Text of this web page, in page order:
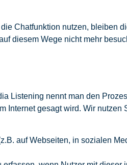
Chatfunktion nutzen, bleiben
diesem Wege nicht mehr
Listening nennt man den
Internet gesagt wird. Wir
auf Webseiten, in sozialen